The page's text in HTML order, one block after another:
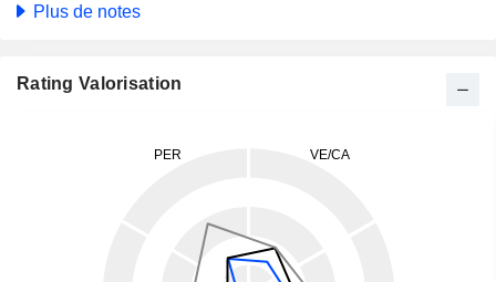
Plus de notes
Rating Valorisation